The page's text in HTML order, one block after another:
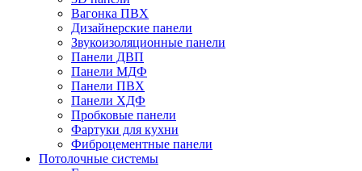
Вагонка ПВХ
Дизайнерские панели
Звукоизоляционные панели
Панели ДВП
Панели МДФ
Панели ПВХ
Панели ХДФ
Пробковые панели
Фартуки для кухни
Фиброцементные панели
Потолочные системы